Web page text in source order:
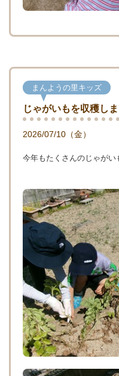
まんようの里キッズ
じゃがいもを収穫し
2026/07/10（金）
今年もたくさんのじゃが